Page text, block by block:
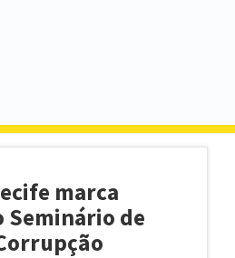
marca
Seminário de